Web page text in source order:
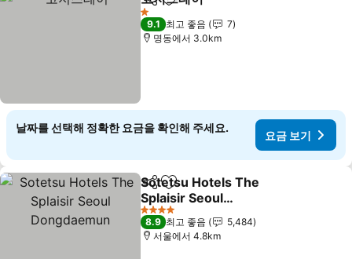
공유 즐겨찾기에 추가
1 성급
9.1 최고 좋음
7
명동에서 3.0km
날짜를 선택해 정확한 요금을 확인해 주세요.
요금 보기
공유 즐겨찾기에 추가
Sotetsu Hotels The
Splaisir Seoul
Dongdaemun
요금 보기
4 성급
8.9 최고 좋음
5,484
서울에서 4.8km